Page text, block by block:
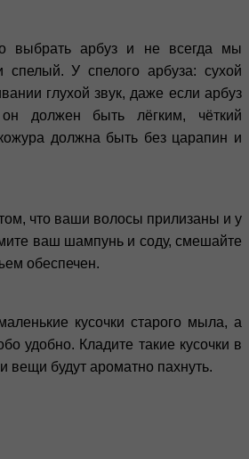
выбрать арбуз и не всегда мы
У спелого арбуза: сухой
глухой звук, даже если арбуз
должен быть лёгким, чёткий
должна быть без царапин и
что ваши волосы прилизаны и у
ваш шампунь и соду, смешайте
обеспечен.
кусочки старого мыла, а
удобно. Кладите такие кусочки в
будут ароматно пахнуть.